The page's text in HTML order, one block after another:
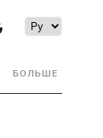
БОЛЬШЕ